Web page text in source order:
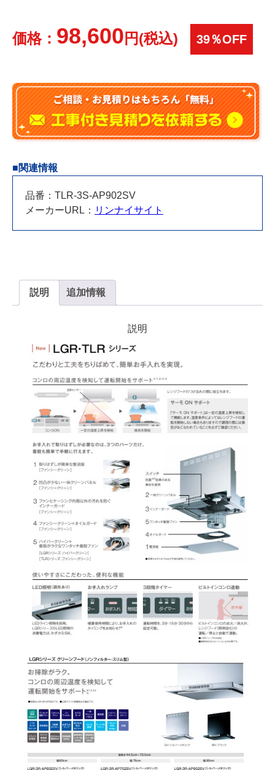
価格： 98,600 円(税込) 39％OFF
■関連情報
品番：TLR-3S-AP902SV
メーカーURL： リンナイサイト
説明 追加情報
説明